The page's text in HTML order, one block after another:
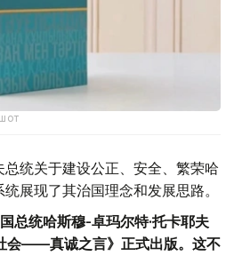
统关于建设公正、安全、繁荣哈
展现了其治国理念和发展思路。
总统哈斯穆-卓玛尔特·托卡耶夫
会——真诚之言》正式出版。这不